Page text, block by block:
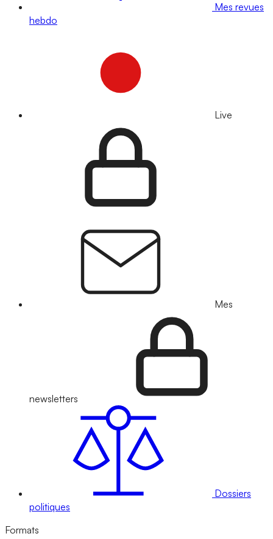
Mes revues
hebdo
Live
Mes
newsletters
Dossiers
politiques
Formats